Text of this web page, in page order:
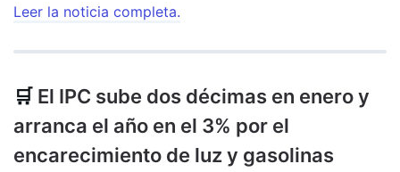
Leer la noticia completa.
🛒 El IPC sube dos décimas en enero y
arranca el año en el 3% por el
encarecimiento de luz y gasolinas